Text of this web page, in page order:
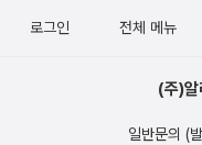
작다는 느낌을 받고..만화
로그인 전체 메뉴
(주)알
일반문의 (